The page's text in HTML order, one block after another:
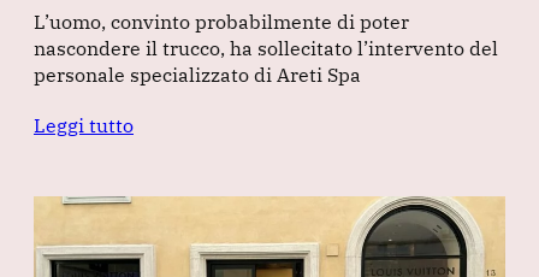
L’uomo, convinto probabilmente di poter
nascondere il trucco, ha sollecitato l’intervento del
personale specializzato di Areti Spa
Leggi tutto